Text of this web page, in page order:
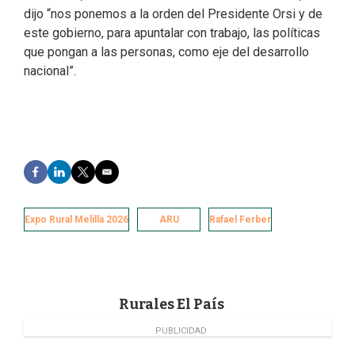
dijo “nos ponemos a la orden del Presidente Orsi y de
este gobierno, para apuntalar con trabajo, las políticas
que pongan a las personas, como eje del desarrollo
nacional”.
F
a
e
b
L
i
k
e
T
w
t
t
E
m
i
l
Expo Rural Melilla 2026 ARU Rafael Ferber
Rurales El País
PUBLICIDAD